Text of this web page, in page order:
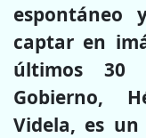
espontáneo
captar en
últimos 30
Gobierno,
Videla, es